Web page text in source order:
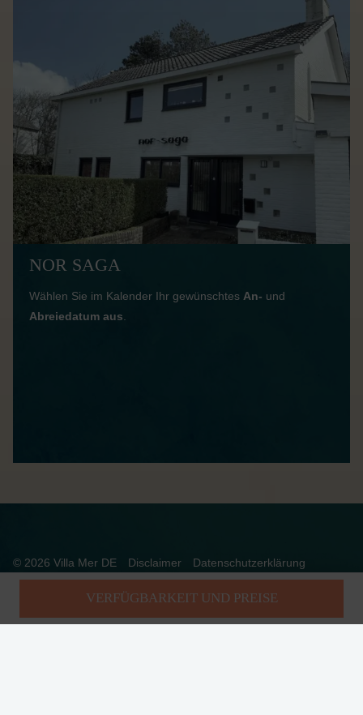
VERFÜGBARKEIT UND PREISE
NOR SAGA
Wählen Sie im Kalender Ihr gewünschtes An- und
Abreiedatum aus
© 2026 Villa Mer DE Disclaimer
Datenschutzerklärung
Allgemeine Bedingungen
Betriebszeiten
Impressum
Realisatie: Holiday Media